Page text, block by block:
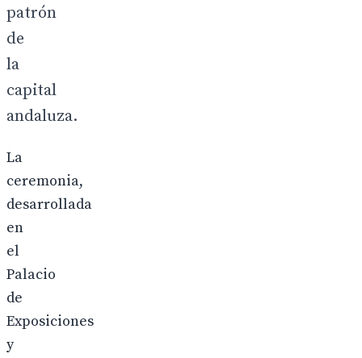
patrón
de
la
capital
andaluza.
La
ceremonia,
desarrollada
en
el
Palacio
de
Exposiciones
y